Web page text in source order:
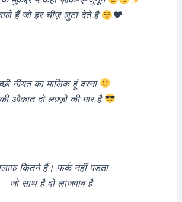
हैं जो हर चीज़ लुटा देते हैं
♥
नीयत का मालिक हूं वरना
औकात दो लफ़्ज़ों की मार है
कितने हैं। फर्क नहीं पड़ता
जो साथ हैं वो लाजवाब हैं